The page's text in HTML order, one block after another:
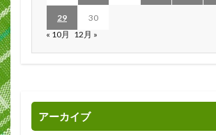
29
30
« 10月 12月 »
アーカイブ